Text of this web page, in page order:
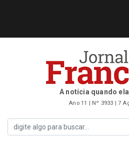
A notícia quando
Ano 11 | Nº 3933 | 7